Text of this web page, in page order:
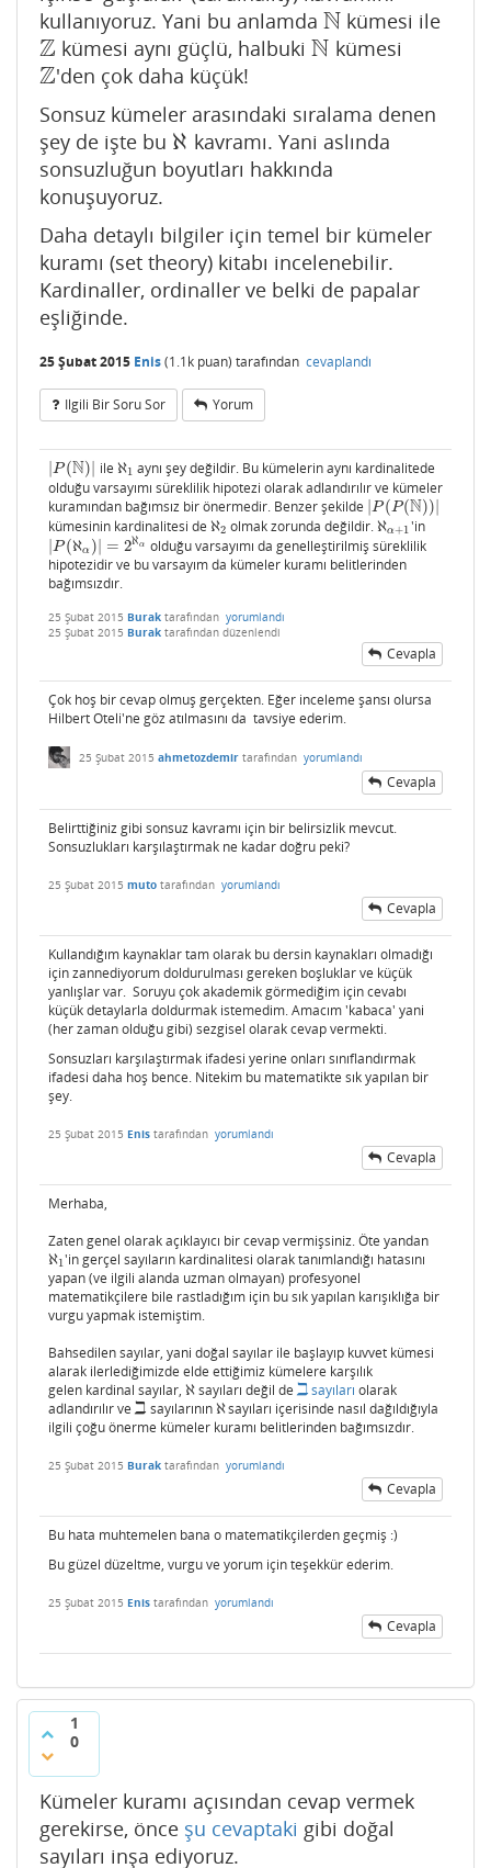
kullanıyoruz. Yani bu anlamda N
N kümesi ile
Z
Z kümesi aynı güçlü, halbukiN
N kümesi
Z
Z 'den çok daha küçük!
Sonsuz kümeler arasındaki sıralama denen
şey de işte bu ℵ
ℵ kavramı. Yani aslında
sonsuzluğun boyutları hakkında
konuşuyoruz.
Daha detaylı bilgiler için temel bir kümeler
kuramı (set theory) kitabı incelenebilir.
Kardinaller, ordinaller ve belki de papalar
eşliğinde.
25 Şubat 2015 Enis(1.1k puan) tarafından cevaplandı
Ilgili Bir Soru Sor Yorum
P(N)
|P(N)| ile ℵ1
ℵ1 aynı şey değildir. Bu kümelerin aynı kardinalitede
olduğu varsayımı süreklilik hipotezi olarak adlandırılır ve kümeler
kuramından bağımsız bir önermedir. Benzer şekilde P(P(N))
|P(P(N))|
kümesinin kardinalitesi de ℵ2
ℵ2 olmak zorunda değildir. ℵα+1
ℵα+1'in
P(ℵα ) = 2ℵα
|P(ℵα)|= 2ℵ α
olduğu varsayımı da genelleştirilmiş süreklilik
hipotezidir ve bu varsayım da kümeler kuramı belitlerinden
bağımsızdır.
25 Şubat 2015 Burak tarafından yorumlandı
25 Şubat 2015 Burak tarafından düzenlendi
Cevapla
Çok hoş bir cevap olmuş gerçekten. Eğer inceleme şansı olursa
Hilbert Oteli'ne göz atılmasını da tavsiye ederim.
25 Şubat 2015 ahmetozdemir tarafından yorumlandı
Cevapla
Belirttiğiniz gibi sonsuz kavramı için bir belirsizlik mevcut.
Sonsuzlukları karşılaştırmak ne kadar doğru peki?
25 Şubat 2015 muto tarafından yorumlandı
Cevapla
Kullandığım kaynaklar tam olarak bu dersin kaynakları olmadığı
için zannediyorum doldurulması gereken boşluklar ve küçük
yanlışlar var. Soruyu çok akademik görmediğim için cevabı
küçük detaylarla doldurmak istemedim. Amacım 'kabaca' yani
(her zaman olduğu gibi) sezgisel olarak cevap vermekti.
Sonsuzları karşılaştırmak ifadesi yerine onları sınıflandırmak
ifadesi daha hoş bence. Nitekim bu matematikte sık yapılan bir
şey.
25 Şubat 2015 Enis tarafından yorumlandı
Cevapla
Merhaba,
Zaten genel olarak açıklayıcı bir cevap vermişsiniz. Öte yandan
ℵ1
ℵ1'in gerçel sayıların kardinalitesi olarak tanımlandığı hatasını
yapan (ve ilgili alanda uzman olmayan) profesyonel
matematikçilere bile rastladığım için bu sık yapılan karışıklığa bir
vurgu yapmak istemiştim.
Bahsedilen sayılar, yani doğal sayılar ile başlayıp kuvvet kümesi
alarak ilerlediğimizde elde ettiğimiz kümelere karşılık
gelen kardinal sayılar, ℵ
ℵsayıları değil de ℶ
ℶ sayıları olarak
adlandırılır ve ℶ
ℶ sayılarının ℵ
ℵsayıları içerisinde nasıl dağıldığıyla
ilgili çoğu önerme kümeler kuramı belitlerinden bağımsızdır.
25 Şubat 2015 Burak tarafından yorumlandı
Cevapla
Bu hata muhtemelen bana o matematikçilerden geçmiş :)
Bu güzel düzeltme, vurgu ve yorum için teşekkür ederim.
25 Şubat 2015 Enis tarafından yorumlandı
Cevapla
1
0
Kümeler kuramı açısından cevap vermek
gerekirse, önce şu cevaptaki gibi doğal
sayıları inşa ediyoruz.